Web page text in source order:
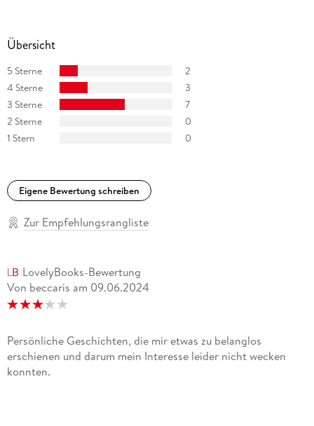
Übersicht
5 Sterne
2
4 Sterne
3
3 Sterne
7
2 Sterne
0
1 Stern
0
Eigene Bewertung schreiben
Zur Empfehlungsrangliste
LovelyBooks-Bewertung
Von beccaris am 09.06.2024
Persönliche Geschichten, die mir etwas zu belanglos
erschienen und darum mein Interesse leider nicht wecken
konnten.